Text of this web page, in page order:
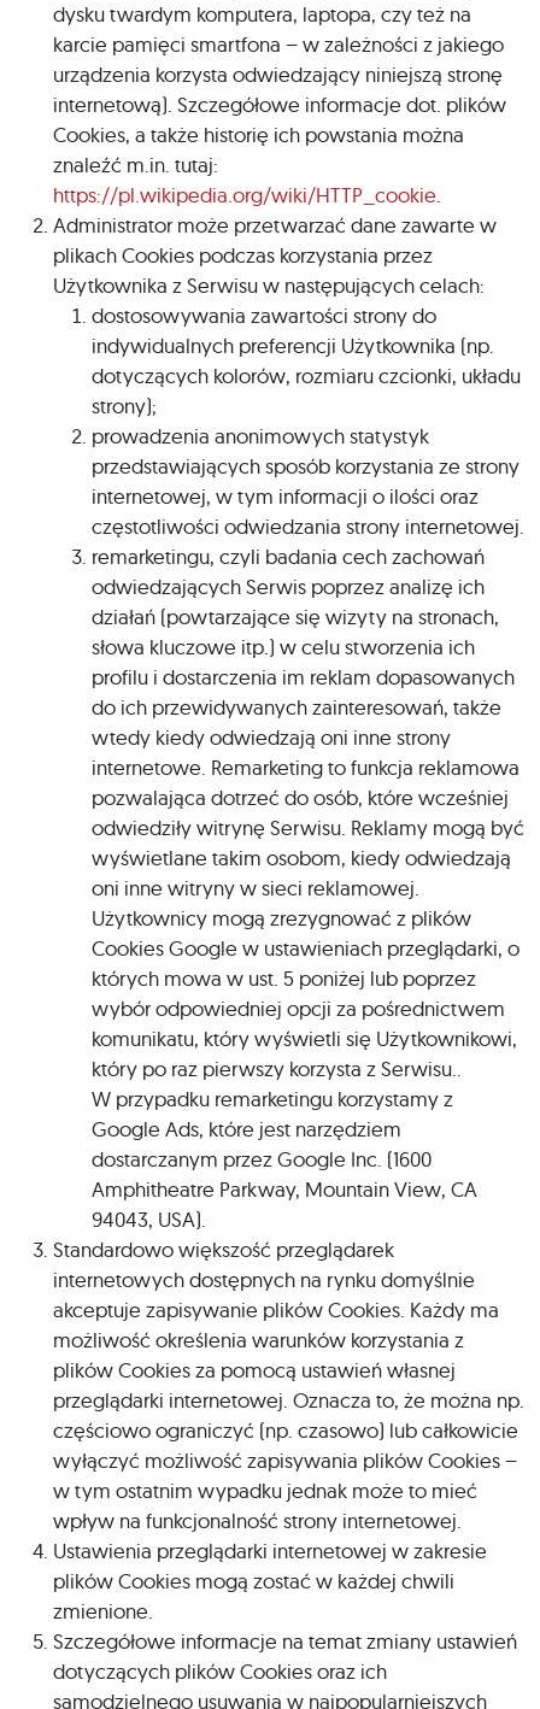
dysku twardym komputera, laptopa, czy też na
karcie pamięci smartfona – w zależności z jakiego
urządzenia korzysta odwiedzający niniejszą stronę
internetową). Szczegółowe informacje dot. plików
Cookies, a także historię ich powstania można
znaleźć m.in. tutaj:
https://pl.wikipedia.org/wiki/HTTP_cookie
Administrator może przetwarzać dane zawarte w
plikach Cookies podczas korzystania przez
Użytkownika z Serwisu w następujących celach:
dostosowywania zawartości strony do
indywidualnych preferencji Użytkownika (np.
dotyczących kolorów, rozmiaru czcionki, układu
strony);
prowadzenia anonimowych statystyk
przedstawiających sposób korzystania ze strony
internetowej, w tym informacji o ilości oraz
częstotliwości odwiedzania strony internetowej.
remarketingu, czyli badania cech zachowań
odwiedzających Serwis poprzez analizę ich
działań (powtarzające się wizyty na stronach,
słowa kluczowe itp.) w celu stworzenia ich
profilu i dostarczenia im reklam dopasowanych
do ich przewidywanych zainteresowań, także
wtedy kiedy odwiedzają oni inne strony
internetowe. Remarketing to funkcja reklamowa
pozwalająca dotrzeć do osób, które wcześniej
odwiedziły witrynę Serwisu. Reklamy mogą być
wyświetlane takim osobom, kiedy odwiedzają
oni inne witryny w sieci reklamowej.
Użytkownicy mogą zrezygnować z plików
Cookies Google w ustawieniach przeglądarki, o
których mowa w ust. 5 poniżej lub poprzez
wybór odpowiedniej opcji za pośrednictwem
komunikatu, który wyświetli się Użytkownikowi,
który po raz pierwszy korzysta z Serwisu..
W przypadku remarketingu korzystamy z
Google Ads, które jest narzędziem
dostarczanym przez Google Inc. (1600
Amphitheatre Parkway, Mountain View, CA
94043, USA).
Standardowo większość przeglądarek
internetowych dostępnych na rynku domyślnie
akceptuje zapisywanie plików Cookies. Każdy ma
możliwość określenia warunków korzystania z
plików Cookies za pomocą ustawień własnej
przeglądarki internetowej. Oznacza to, że można np.
częściowo ograniczyć (np. czasowo) lub całkowicie
wyłączyć możliwość zapisywania plików Cookies –
w tym ostatnim wypadku jednak może to mieć
wpływ na funkcjonalność strony internetowej.
Ustawienia przeglądarki internetowej w zakresie
plików Cookies mogą zostać w każdej chwili
zmienione.
Szczegółowe informacje na temat zmiany ustawień
dotyczących plików Cookies oraz ich
samodzielnego usuwania w najpopularniejszych